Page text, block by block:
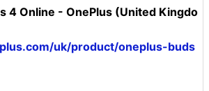
4 Online - OnePlus (United Kingdo
uk/product/oneplus-buds